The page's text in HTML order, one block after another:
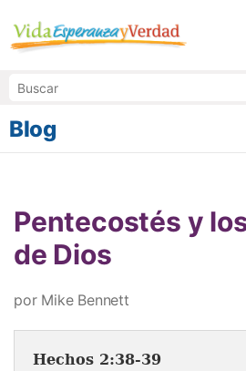
Blog
Pentecostés y
de Dios
por Mike Bennett
Hechos 2:38-39